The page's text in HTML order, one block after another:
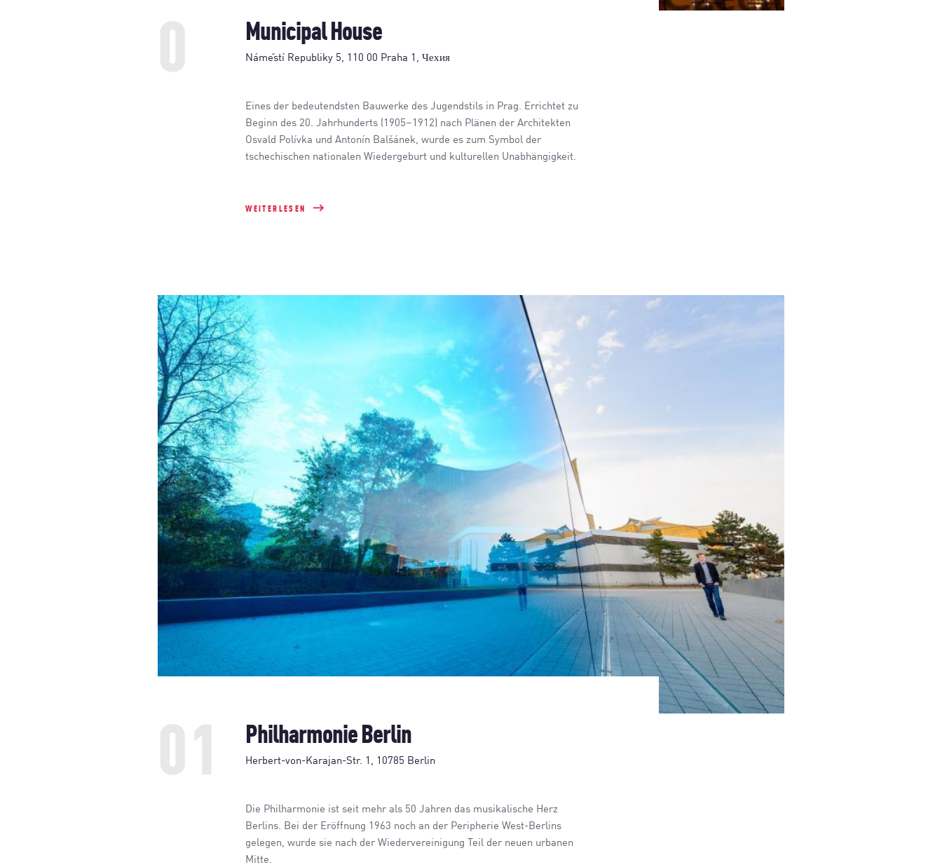
Municipal House
Náměstí Republiky 5, 110 00 Praha 1, Чехия
Eines der bedeutendsten Bauwerke des Jugendstils in Prag. Errichtet zu
Beginn des 20. Jahrhunderts (1905–1912) nach Plänen der Architekten
Osvald Polívka und Antonín Balšánek, wurde es zum Symbol der
tschechischen nationalen Wiedergeburt und kulturellen Unabhängigkeit.
WEITERLESEN
Philharmonie Berlin
Herbert-von-Karajan-Str. 1, 10785 Berlin
Die Philharmonie ist seit mehr als 50 Jahren das musikalische Herz
Berlins. Bei der Eröffnung 1963 noch an der Peripherie West-Berlins
gelegen, wurde sie nach der Wiedervereinigung Teil der neuen urbanen
Mitte.